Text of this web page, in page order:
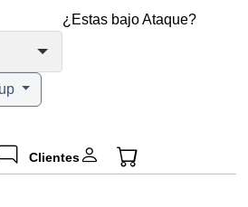
¿Estas bajo Ataque?
Clientes